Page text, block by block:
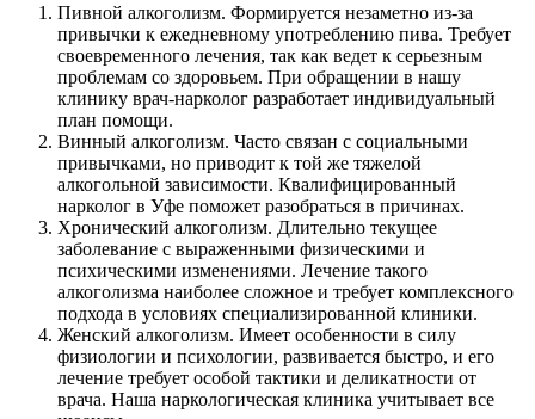
Пивной алкоголизм. Формируется незаметно из-за
привычки к ежедневному употреблению пива. Требует
своевременного лечения, так как ведет к серьезным
проблемам со здоровьем. При обращении в нашу
клинику врач-нарколог разработает индивидуальный
план помощи.
Винный алкоголизм. Часто связан с социальными
привычками, но приводит к той же тяжелой
алкогольной зависимости. Квалифицированный
нарколог в Уфе поможет разобраться в причинах.
Хронический алкоголизм. Длительно текущее
заболевание с выраженными физическими и
психическими изменениями. Лечение такого
алкоголизма наиболее сложное и требует комплексного
подхода в условиях специализированной клиники.
Женский алкоголизм. Имеет особенности в силу
физиологии и психологии, развивается быстро, и его
лечение требует особой тактики и деликатности от
врача. Наша наркологическая клиника учитывает все